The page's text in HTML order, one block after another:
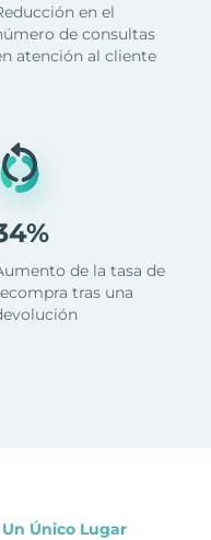
en el
de consultas
atención al cliente
de la tasa de
tras una
Único Lugar